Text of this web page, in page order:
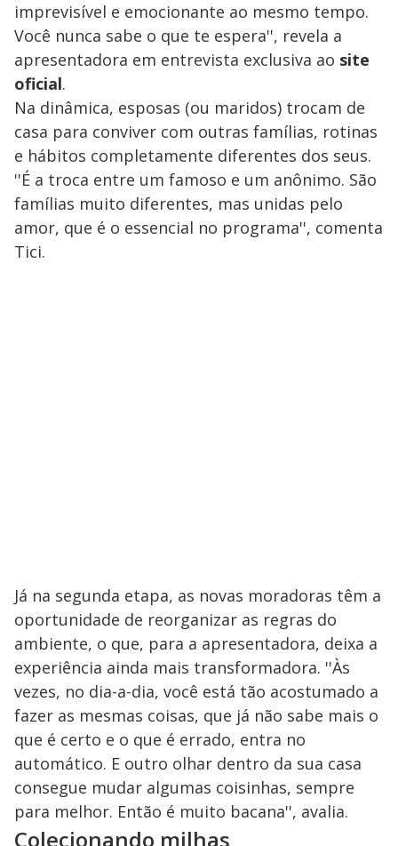
imprevisível e emocionante ao mesmo tempo.
Você nunca sabe o que te espera'', revela a
apresentadora em entrevista exclusiva ao site
oficial.
Na dinâmica, esposas (ou maridos) trocam de
casa para conviver com outras famílias, rotinas
e hábitos completamente diferentes dos seus.
''É a troca entre um famoso e um anônimo. São
famílias muito diferentes, mas unidas pelo
amor, que é o essencial no programa'', comenta
Tici.
Já na segunda etapa, as novas moradoras têm a
oportunidade de reorganizar as regras do
ambiente, o que, para a apresentadora, deixa a
experiência ainda mais transformadora. ''Às
vezes, no dia-a-dia, você está tão acostumado a
fazer as mesmas coisas, que já não sabe mais o
que é certo e o que é errado, entra no
automático. E outro olhar dentro da sua casa
consegue mudar algumas coisinhas, sempre
para melhor. Então é muito bacana'', avalia.
Colecionando milhas